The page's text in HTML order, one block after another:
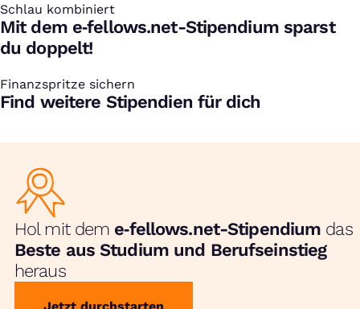
Schlau kombiniert
:
Mit dem e‑fellows.net-Stipendium sparst
du doppelt!
Finanzspritze sichern
:
Find weitere Stipendien für dich
Hol mit dem e‑fellows.net-Stipendium das
Beste aus Studium und Berufseinstieg
heraus